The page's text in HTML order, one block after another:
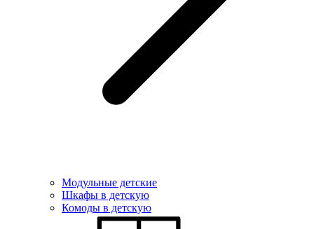
Модульные детские
Шкафы в детскую
Комоды в детскую